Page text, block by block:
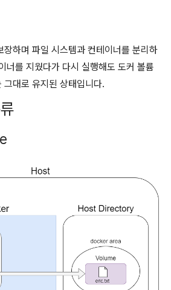
장하며 파일 시스템과 컨테이너를 분리하
너를 지웠다가 다시 실행해도 도커 볼륨
대로 유지된 상태입니다.